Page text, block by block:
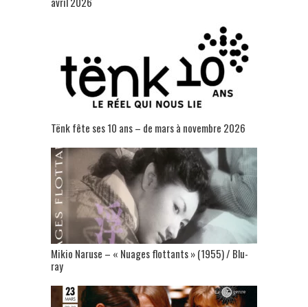
Tënk fête ses 10 ans – de mars à novembre 2026
Mikio Naruse – « Nuages flottants » (1955) / Blu-
ray